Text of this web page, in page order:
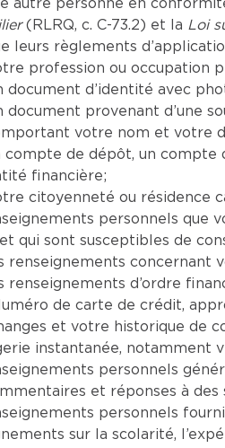
autre personne en
(RLRQ, c. C-73.2) et la Loi
leurs règlements
profession ou occupation
document d’identité avec
document provenant d’une
votre nom et votre
compte de dépôt, un compte
financière;
citoyenneté ou résidence
personnels que
qui sont susceptibles de
renseignements
renseignements d’ordre
de carte de crédit,
et votre historique de
instantanée, notamment
personnels
et réponses à des
personnels
sur la scolarité,